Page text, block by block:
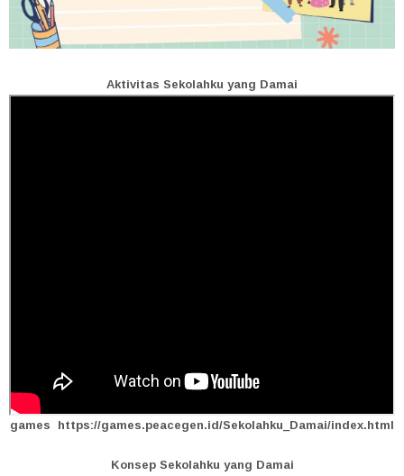
Aktivitas Sekolahku yang Damai
games https://games.peacegen.id/Sekolahku_Damai/index.html
Konsep Sekolahku yang Damai